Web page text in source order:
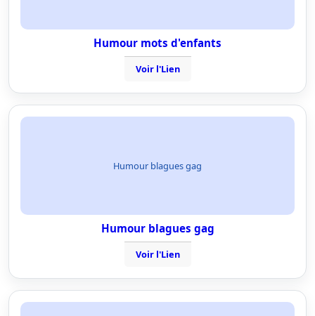
Humour mots d'enfants
Voir l'Lien
Humour blagues gag
Humour blagues gag
Voir l'Lien